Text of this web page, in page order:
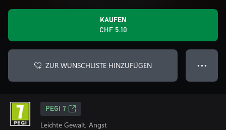
KAUFEN
CHF 5.10
ZUR WUNSCHLISTE HINZUFÜGEN ● ● ●
PEGI 7
Leichte Gewalt, Angst